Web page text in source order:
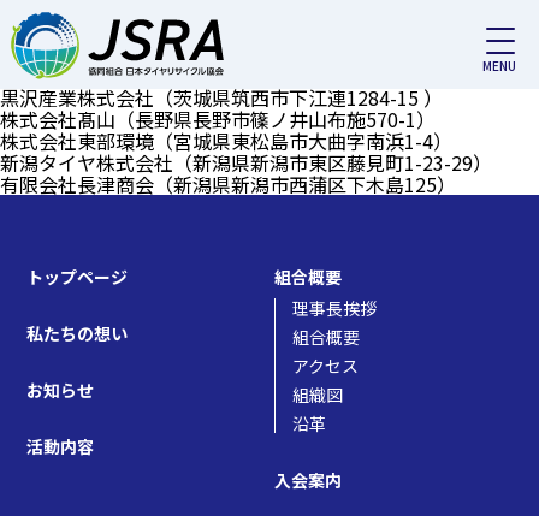
対応エリア（収集運搬）:
荒川産業株式会社（福島県郡山市富久山町福原字宝田46-1）
株式会社三光産業（宮城県黒川郡大衡村大瓜字平場23-1）
株式会社国分商会（埼玉県熊谷市万吉2643-1）
黒沢産業株式会社（茨城県筑西市下江連1284-15 ）
株式会社髙山（長野県長野市篠ノ井山布施570-1）
株式会社東部環境（宮城県東松島市大曲字南浜1-4）
新潟タイヤ株式会社（新潟県新潟市東区藤見町1-23-29）
有限会社長津商会（新潟県新潟市西蒲区下木島125）
トップページ
私たちの想い
お知らせ
活動内容
組合概要
理事長挨拶
組合概要
アクセス
組織図
沿革
入会案内